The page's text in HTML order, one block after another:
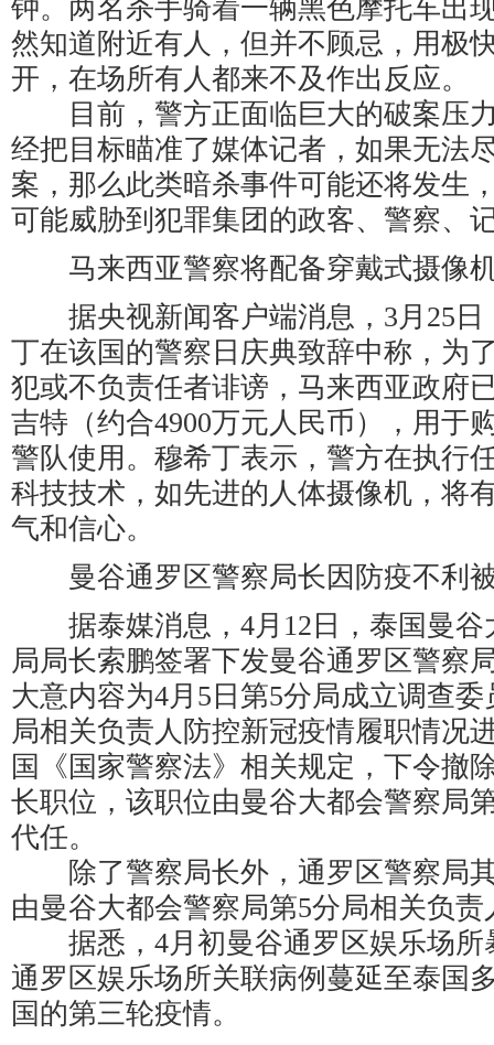
钟。两名杀手骑着一辆黑色摩托车出
然知道附近有人，但并不顾忌，用极
开，在场所有人都来不及作出反应。
目前，警方正面临巨大的破案压
经把目标瞄准了媒体记者，如果无法
案，那么此类暗杀事件可能还将发生
可能威胁到犯罪集团的政客、警察、
马来西亚警察将配备穿戴式摄像
据央视新闻客户端消息，3月25日
丁在该国的警察日庆典致辞中称，为
犯或不负责任者诽谤，马来西亚政府
吉特（约合4900万元人民币），用于
警队使用。穆希丁表示，警方在执行
科技技术，如先进的人体摄像机，将
气和信心。
曼谷通罗区警察局长因防疫不利
据泰媒消息，4月12日，泰国曼谷
局局长索鹏签署下发曼谷通罗区警察
大意内容为4月5日第5分局成立调查
局相关负责人防控新冠疫情履职情况
国《国家警察法》相关规定，下令撤
长职位，该职位由曼谷大都会警察局
代任。
除了警察局长外，通罗区警察局
由曼谷大都会警察局第5分局相关负责
据悉，4月初曼谷通罗区娱乐场所
通罗区娱乐场所关联病例蔓延至泰国
国的第三轮疫情。